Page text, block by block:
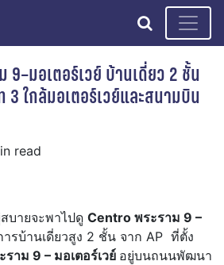
search
9–มอเตอร์เวย์ บ้านเดี่ยว 2 ชั้น
ใกล้มอเตอร์เวย์และสนามบิน
read
บายจะพาไปดู Centro พระราม 9 –
ารบ้านเดี่ยวสูง 2 ชั้น จาก AP ที่ตั้ง
ราม 9 – มอเตอร์เวย์ อยู่บนถนนพัฒนา